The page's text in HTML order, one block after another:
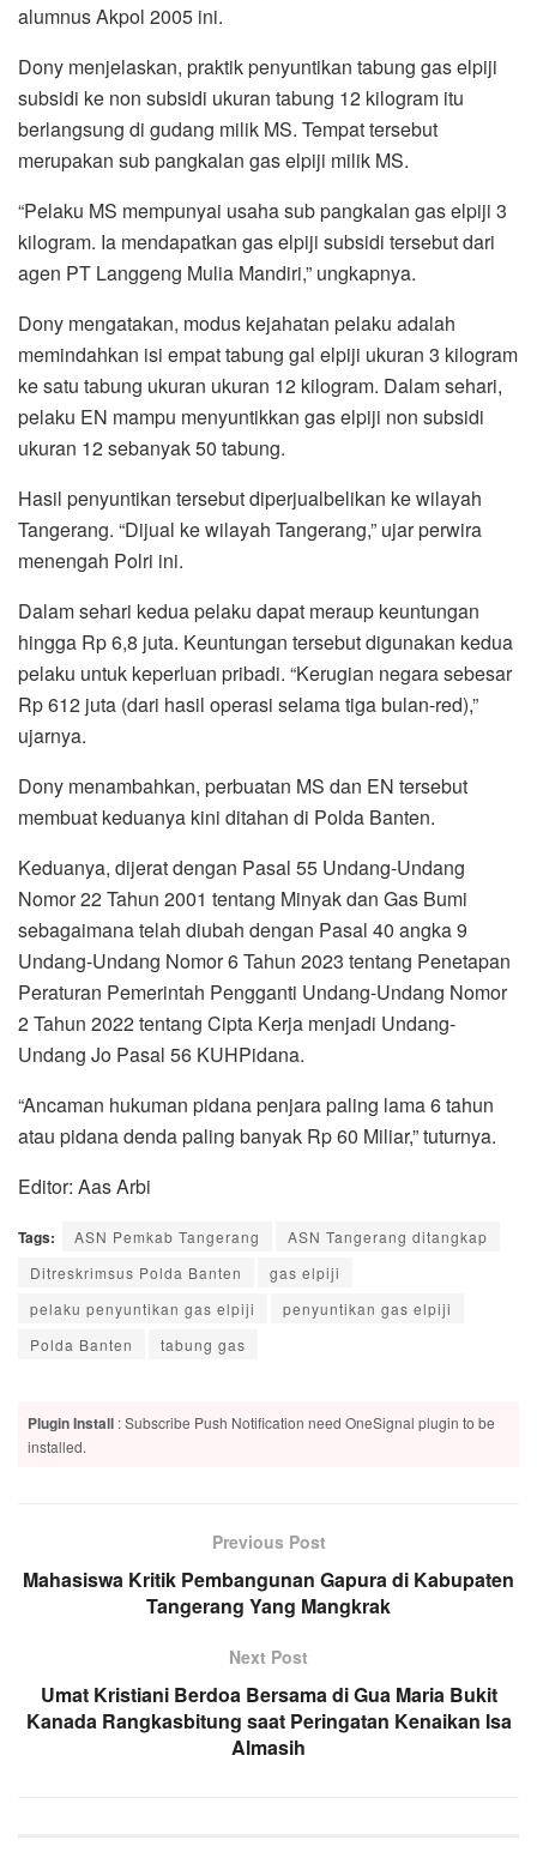
alumnus Akpol 2005 ini.
Dony menjelaskan, praktik penyuntikan tabung gas elpiji
subsidi ke non subsidi ukuran tabung 12 kilogram itu
berlangsung di gudang milik MS. Tempat tersebut
merupakan sub pangkalan gas elpiji milik MS.
“Pelaku MS mempunyai usaha sub pangkalan gas elpiji 3
kilogram. Ia mendapatkan gas elpiji subsidi tersebut dari
agen PT Langgeng Mulia Mandiri,” ungkapnya.
Dony mengatakan, modus kejahatan pelaku adalah
memindahkan isi empat tabung gal elpiji ukuran 3 kilogram
ke satu tabung ukuran ukuran 12 kilogram. Dalam sehari,
pelaku EN mampu menyuntikkan gas elpiji non subsidi
ukuran 12 sebanyak 50 tabung.
Hasil penyuntikan tersebut diperjualbelikan ke wilayah
Tangerang. “Dijual ke wilayah Tangerang,” ujar perwira
menengah Polri ini.
Dalam sehari kedua pelaku dapat meraup keuntungan
hingga Rp 6,8 juta. Keuntungan tersebut digunakan kedua
pelaku untuk keperluan pribadi. “Kerugian negara sebesar
Rp 612 juta (dari hasil operasi selama tiga bulan-red),”
ujarnya.
Dony menambahkan, perbuatan MS dan EN tersebut
membuat keduanya kini ditahan di Polda Banten.
Keduanya, dijerat dengan Pasal 55 Undang-Undang
Nomor 22 Tahun 2001 tentang Minyak dan Gas Bumi
sebagaimana telah diubah dengan Pasal 40 angka 9
Undang-Undang Nomor 6 Tahun 2023 tentang Penetapan
Peraturan Pemerintah Pengganti Undang-Undang Nomor
2 Tahun 2022 tentang Cipta Kerja menjadi Undang-
Undang Jo Pasal 56 KUHPidana.
“Ancaman hukuman pidana penjara paling lama 6 tahun
atau pidana denda paling banyak Rp 60 Miliar,” tuturnya.
Editor: Aas Arbi
Tags: ASN Pemkab Tangerang
ASN Tangerang ditangkap
Ditreskrimsus Polda Banten
gas elpiji
pelaku penyuntikan gas elpiji
penyuntikan gas elpiji
Polda Banten
tabung gas
Plugin Install : Subscribe Push Notification need OneSignal plugin to be
installed.
Previous Post
Mahasiswa Kritik Pembangunan Gapura di Kabupaten
Tangerang Yang Mangkrak
Next Post
Umat Kristiani Berdoa Bersama di Gua Maria Bukit
Kanada Rangkasbitung saat Peringatan Kenaikan Isa
Almasih